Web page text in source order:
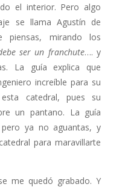
el interior. Pero algo
se llama Agustín de
piensas, mirando los
ser un franchute…. y
La guía explica que
increíble para su
catedral, pues su
un pantano. La guía
ya no aguantas, y
para maravillarte
me quedó grabado. Y